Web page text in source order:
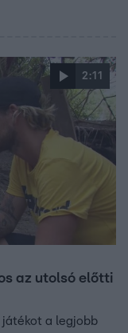
2:11
az utolsó előtti
a legjobb